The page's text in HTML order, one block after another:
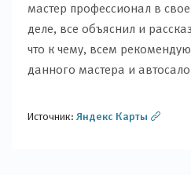
мастер профессионал в
деле, все объяснил и
что к чему, всем рекомендую
данного мастера и
Источник: Яндекс Карты